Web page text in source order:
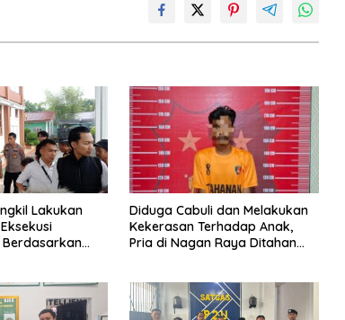
Lakukan
Berdasarkan
Diduga Cabuli dan Melakukan
Kekerasan Terhadap Anak,
Pria di Nagan Raya Ditahan